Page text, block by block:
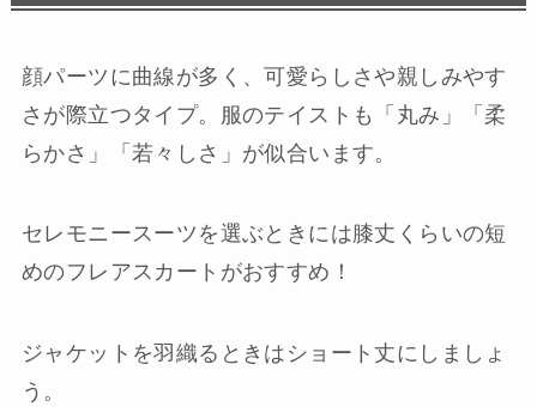
顔パーツに曲線が多く、可愛らしさや親しみやす
さが際立つタイプ。服のテイストも「丸み」「柔
らかさ」「若々しさ」が似合います。
セレモニースーツを選ぶときには膝丈くらいの短
めのフレアスカートがおすすめ！
ジャケットを羽織るときはショート丈にしましょ
う。